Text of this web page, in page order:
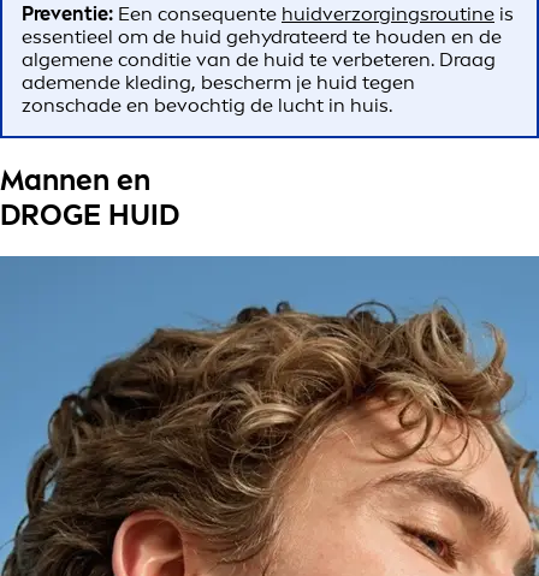
Preventie: Een consequente huidverzorgingsroutine is
essentieel om de huid gehydrateerd te houden en de
algemene conditie van de huid te verbeteren. Draag
ademende kleding, bescherm je huid tegen
zonschade en bevochtig de lucht in huis.
Mannen en
DROGE HUID